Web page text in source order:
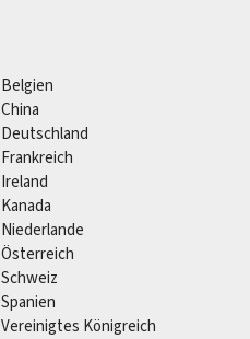
Belgien
China
Deutschland
Frankreich
Ireland
Kanada
Niederlande
Österreich
Schweiz
Spanien
Vereinigtes Königreich